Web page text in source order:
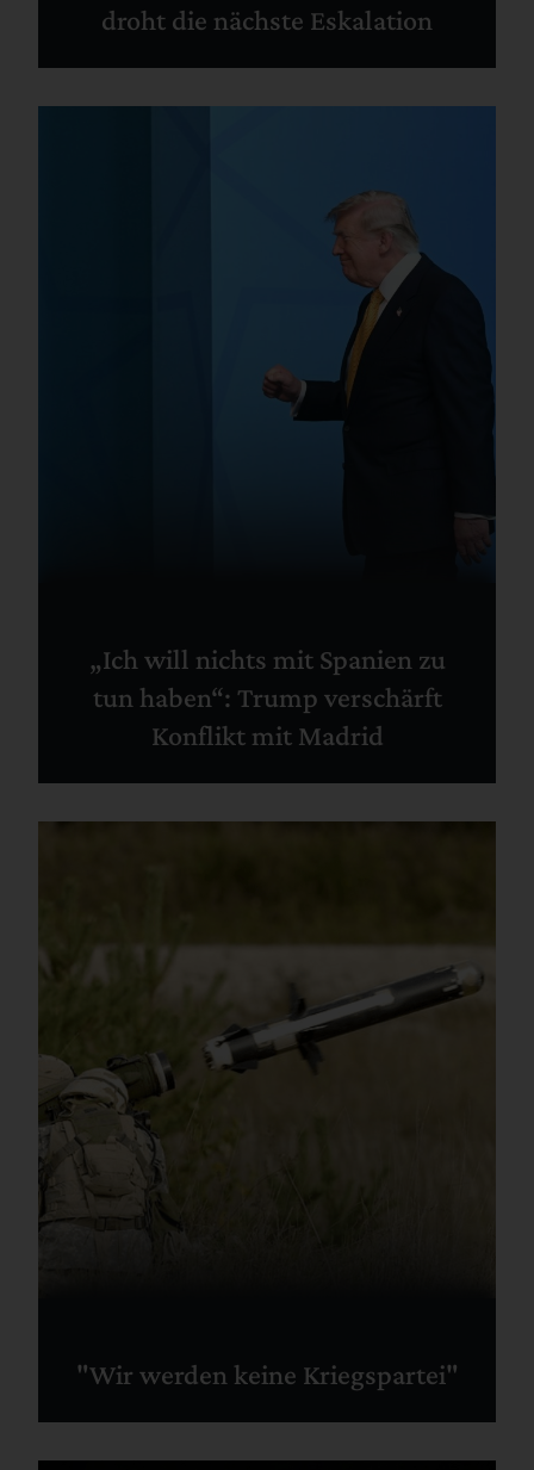
droht die nächste Eskalation
„Ich will nichts mit Spanien zu
tun haben“: Trump verschärft
Konflikt mit Madrid
"Wir werden keine Kriegspartei"